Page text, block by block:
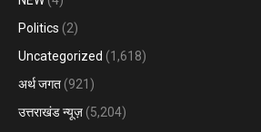
Politics (2)
Uncategorized (1,618)
अर्थ जगत (921)
उत्तराखंड न्यूज़ (5,204)